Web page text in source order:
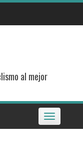
al mejor
Toggle
navigation